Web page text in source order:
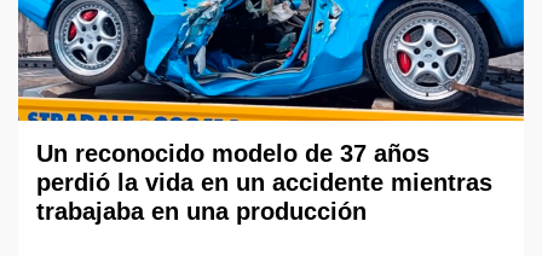
Un reconocido modelo de 37 años
perdió la vida en un accidente mientras
trabajaba en una producción